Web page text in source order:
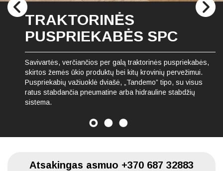
TRAKTORINĖS
PUSPRIEKABĖS SPC
Savivartės, verčiančios per galą traktorinės puspriekabės,
skirtos žemės ūkio produktų bei kitų krovinių pervežimui.
Puspriekabių važiuoklė dviašė, „Tandemo” tipo, su visus
ratus stabdančia pneumatine arba hidrauline stabdžių
sistema.
Atsakingas asmuo +370 687 32883